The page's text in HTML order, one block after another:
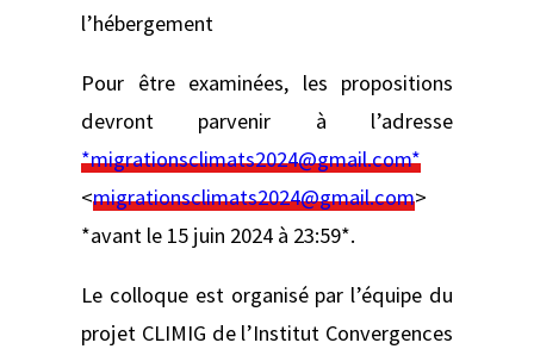
l’hébergement
Pour être examinées, les propositions
devront parvenir à l’adresse
*migrationsclimats2024@gmail.com*
<migrationsclimats2024@gmail.com>
*avant le 15 juin 2024 à 23:59*.
Le colloque est organisé par l’équipe du
projet CLIMIG de l’Institut Convergences